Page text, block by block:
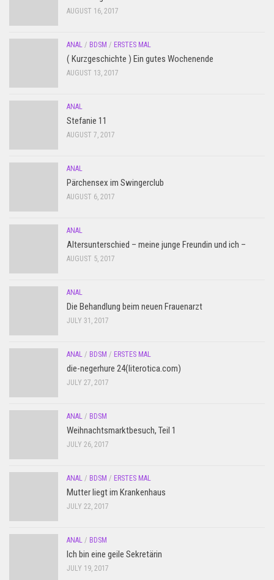
AUGUST 16, 2017
ANAL / BDSM / ERSTES MAL
( Kurzgeschichte ) Ein gutes Wochenende
AUGUST 13, 2017
ANAL
Stefanie 11
AUGUST 7, 2017
ANAL
Pärchensex im Swingerclub
AUGUST 6, 2017
ANAL
Altersunterschied – meine junge Freundin und ich –
AUGUST 5, 2017
ANAL
Die Behandlung beim neuen Frauenarzt
JULY 31, 2017
ANAL / BDSM / ERSTES MAL
die-negerhure 24(literotica.com)
JULY 27, 2017
ANAL / BDSM
Weihnachtsmarktbesuch, Teil 1
JULY 26, 2017
ANAL / BDSM / ERSTES MAL
Mutter liegt im Krankenhaus
JULY 22, 2017
ANAL / BDSM
Ich bin eine geile Sekretärin
JULY 19, 2017